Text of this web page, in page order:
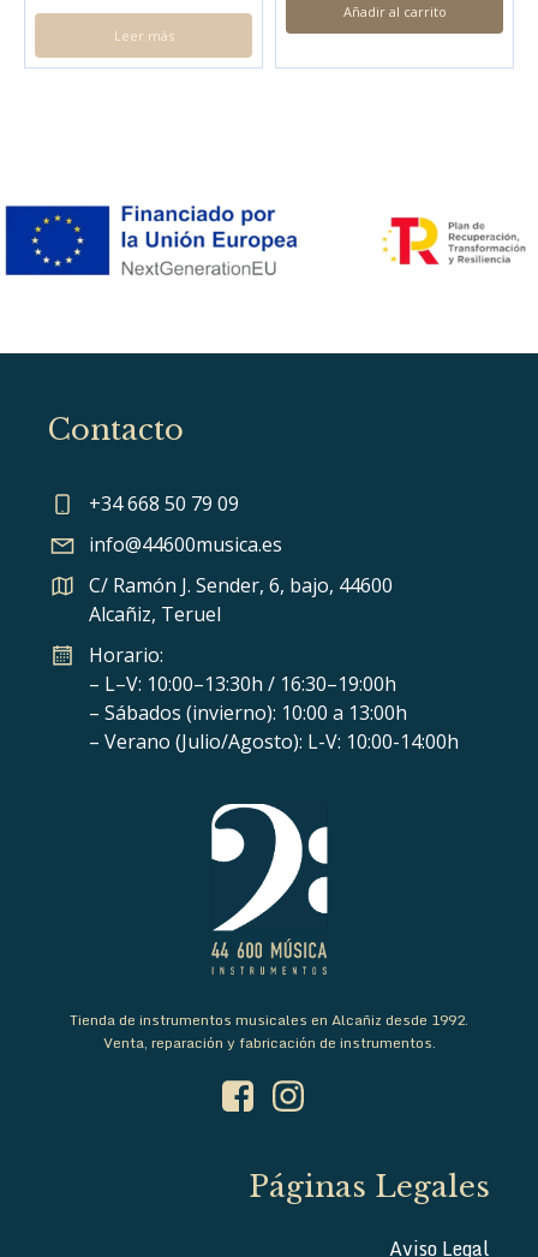
Leer más
Añadir al carrito
Contacto
+34 668 50 79 09
info@44600musica.es
C/ Ramón J. Sender, 6, bajo, 44600
Alcañiz, Teruel
Horario:
– L–V: 10:00–13:30h / 16:30–19:00h
– Sábados (invierno): 10:00 a 13:00h
– Verano (Julio/Agosto): L-V: 10:00-14:00h
Tienda de instrumentos musicales en Alcañiz desde 1992.
Venta, reparación y fabricación de instrumentos.
Páginas Legales
Aviso Legal